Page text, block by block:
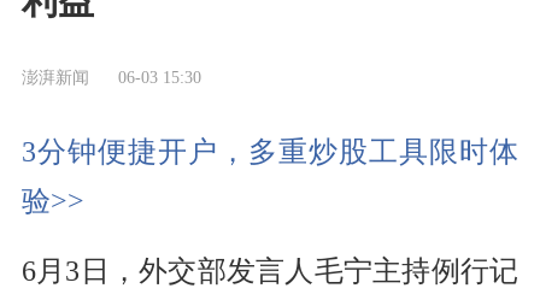
澎湃新闻 06-03 15:30
3分钟便捷开户，多重炒股工具限时体
验>>
6月3日，外交部发言人毛宁主持例行记